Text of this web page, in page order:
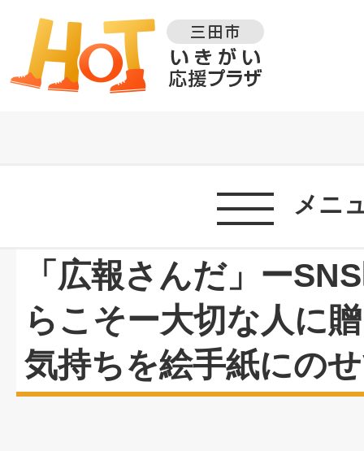
メニ
「広報さんだ」ー
らこそー大切な人に
気持ちを絵手紙にの